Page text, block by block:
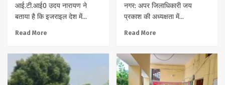
आई.टी.आई0 उदय नारायण ने
बताया है कि इजराइल देश में...
Read More
नगर: अपर जिलाधिकारी जय
प्रकाश की अध्यक्षता में...
Read More